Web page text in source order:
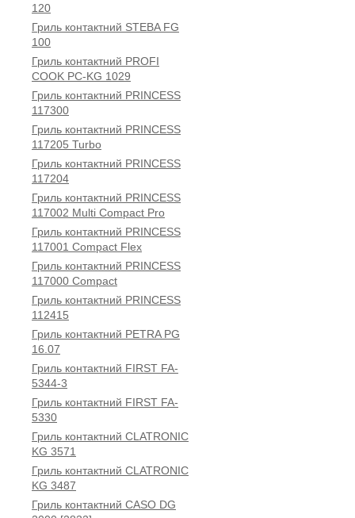
120
Гриль контактний STEBA FG
100
Гриль контактний PROFI
COOK PC-KG 1029
Гриль контактний PRINCESS
117300
Гриль контактний PRINCESS
117205 Turbo
Гриль контактний PRINCESS
117204
Гриль контактний PRINCESS
117002 Multi Compact Pro
Гриль контактний PRINCESS
117001 Compact Flex
Гриль контактний PRINCESS
117000 Compact
Гриль контактний PRINCESS
112415
Гриль контактний PETRA PG
16.07
Гриль контактний FIRST FA-
5344-3
Гриль контактний FIRST FA-
5330
Гриль контактний CLATRONIC
KG 3571
Гриль контактний CLATRONIC
KG 3487
Гриль контактний CASO DG